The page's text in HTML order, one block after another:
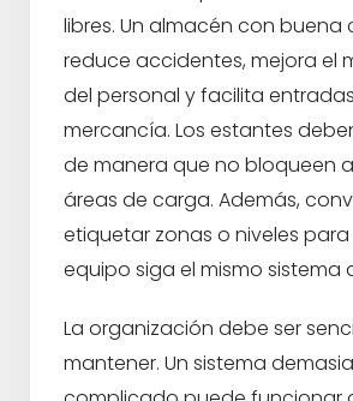
libres. Un almacén con buena
reduce accidentes, mejora el
del personal y facilita
mercancía. Los estantes
de manera que no bloqueen
áreas de carga. Además,
etiquetar zonas o niveles
equipo siga el mismo sistema
La organización debe ser
mantener. Un sistema